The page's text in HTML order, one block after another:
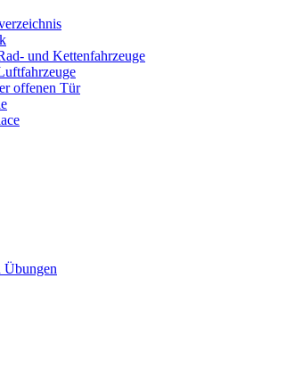
und Kettenfahrzeuge
offenen Tür
Übungen